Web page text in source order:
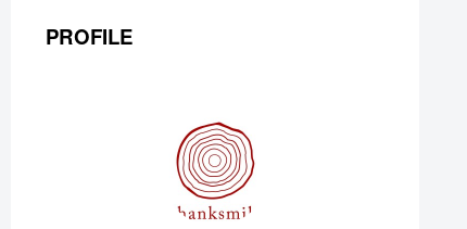
PROFILE